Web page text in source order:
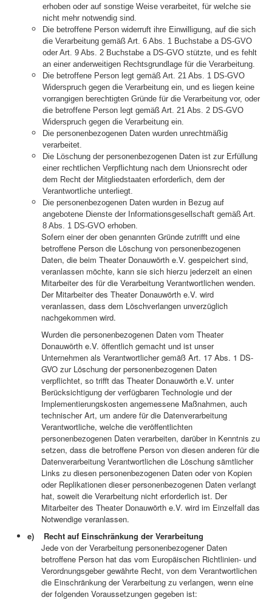
erhoben oder auf sonstige Weise verarbeitet, für welche sie
nicht mehr notwendig sind.
Die betroffene Person widerruft ihre Einwilligung, auf die sich
die Verarbeitung gemäß Art. 6 Abs. 1 Buchstabe a DS-GVO
oder Art. 9 Abs. 2 Buchstabe a DS-GVO stützte, und es fehlt
an einer anderweitigen Rechtsgrundlage für die Verarbeitung.
Die betroffene Person legt gemäß Art. 21 Abs. 1 DS-GVO
Widerspruch gegen die Verarbeitung ein, und es liegen keine
vorrangigen berechtigten Gründe für die Verarbeitung vor, oder
die betroffene Person legt gemäß Art. 21 Abs. 2 DS-GVO
Widerspruch gegen die Verarbeitung ein.
Die personenbezogenen Daten wurden unrechtmäßig
verarbeitet.
Die Löschung der personenbezogenen Daten ist zur Erfüllung
einer rechtlichen Verpflichtung nach dem Unionsrecht oder
dem Recht der Mitgliedstaaten erforderlich, dem der
Verantwortliche unterliegt.
Die personenbezogenen Daten wurden in Bezug auf
angebotene Dienste der Informationsgesellschaft gemäß Art.
8 Abs. 1 DS-GVO erhoben.
Sofern einer der oben genannten Gründe zutrifft und eine
betroffene Person die Löschung von personenbezogenen
Daten, die beim Theater Donauwörth e.V. gespeichert sind,
veranlassen möchte, kann sie sich hierzu jederzeit an einen
Mitarbeiter des für die Verarbeitung Verantwortlichen wenden.
Der Mitarbeiter des Theater Donauwörth e.V. wird
veranlassen, dass dem Löschverlangen unverzüglich
nachgekommen wird.
Wurden die personenbezogenen Daten vom Theater
Donauwörth e.V. öffentlich gemacht und ist unser
Unternehmen als Verantwortlicher gemäß Art. 17 Abs. 1 DS-
GVO zur Löschung der personenbezogenen Daten
verpflichtet, so trifft das Theater Donauwörth e.V. unter
Berücksichtigung der verfügbaren Technologie und der
Implementierungskosten angemessene Maßnahmen, auch
technischer Art, um andere für die Datenverarbeitung
Verantwortliche, welche die veröffentlichten
personenbezogenen Daten verarbeiten, darüber in Kenntnis zu
setzen, dass die betroffene Person von diesen anderen für die
Datenverarbeitung Verantwortlichen die Löschung sämtlicher
Links zu diesen personenbezogenen Daten oder von Kopien
oder Replikationen dieser personenbezogenen Daten verlangt
hat, soweit die Verarbeitung nicht erforderlich ist. Der
Mitarbeiter des Theater Donauwörth e.V. wird im Einzelfall das
Notwendige veranlassen.
e) Recht auf Einschränkung der Verarbeitung
Jede von der Verarbeitung personenbezogener Daten
betroffene Person hat das vom Europäischen Richtlinien- und
Verordnungsgeber gewährte Recht, von dem Verantwortlichen
die Einschränkung der Verarbeitung zu verlangen, wenn eine
der folgenden Voraussetzungen gegeben ist: